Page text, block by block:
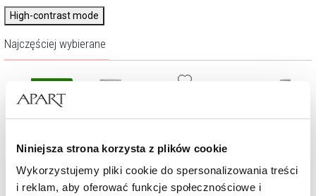
Niniejsza strona korzysta z plików cookie
Wykorzystujemy pliki cookie do spersonalizowania treści
i reklam, aby oferować funkcje społecznościowe i
High-contrast mode
Najczęściej wybierane